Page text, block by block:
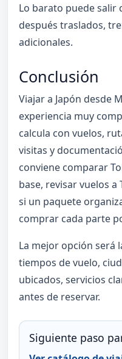
Lo barato puede salir
después traslados,
adicionales.
Conclusión
Viajar a Japón desde
experiencia muy
calcula con vuelos,
visitas y
conviene comparar
base, revisar vuelos
si un paquete
comprar cada parte
La mejor opción será
tiempos de vuelo,
ubicados, servicios
antes de reservar.
Siguiente paso